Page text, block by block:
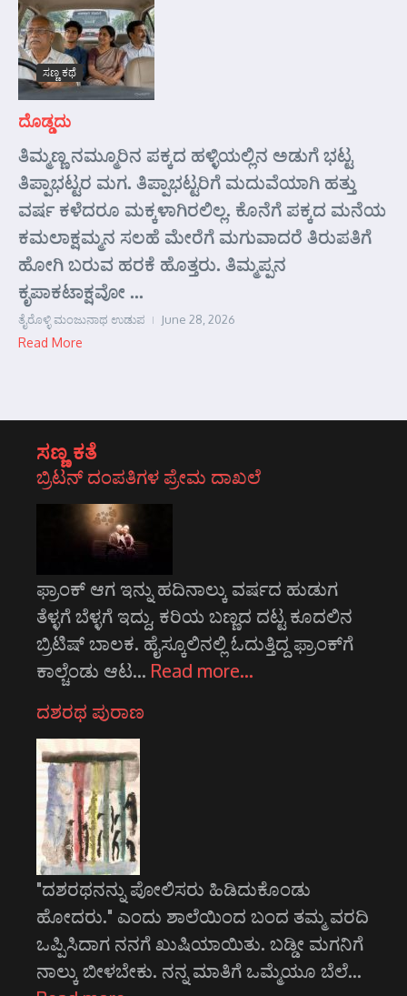
ಸಣ್ಣ ಕಥೆ
ದೊಡ್ಡದು
ತಿಮ್ಮಣ್ಣ ನಮ್ಮೂರಿನ ಪಕ್ಕದ ಹಳ್ಳಿಯಲ್ಲಿನ ಅಡುಗೆ ಭಟ್ಟ
ತಿಪ್ಪಾಭಟ್ಟರ ಮಗ. ತಿಪ್ಪಾಭಟ್ಟರಿಗೆ ಮದುವೆಯಾಗಿ ಹತ್ತು
ವರ್ಷ ಕಳೆದರೂ ಮಕ್ಕಳಾಗಿರಲಿಲ್ಲ. ಕೊನೆಗೆ ಪಕ್ಕದ ಮನೆಯ
ಕಮಲಾಕ್ಷಮ್ಮನ ಸಲಹೆ ಮೇರೆಗೆ ಮಗುವಾದರೆ ತಿರುಪತಿಗೆ
ಹೋಗಿ ಬರುವ ಹರಕೆ ಹೊತ್ತರು. ತಿಮ್ಮಪ್ಪನ
ಕೃಪಾಕಟಾಕ್ಷವೋ ...
ತೈರೊಳ್ಳಿ ಮಂಜುನಾಥ ಉಡುಪ June 28, 2026
Read More
ಸಣ್ಣ ಕತೆ
ಬ್ರಿಟನ್ ದಂಪತಿಗಳ ಪ್ರೇಮ ದಾಖಲೆ
ಫ್ರಾಂಕ್ ಆಗ ಇನ್ನು ಹದಿನಾಲ್ಕು ವರ್ಷದ ಹುಡುಗ
ತೆಳ್ಳಗೆ ಬೆಳ್ಳಗೆ ಇದ್ದು, ಕರಿಯ ಬಣ್ಣದ ದಟ್ಟ ಕೂದಲಿನ
ಬ್ರಿಟಿಷ್ ಬಾಲಕ. ಹೈಸ್ಕೂಲಿನಲ್ಲಿ ಓದುತ್ತಿದ್ದ ಫ್ರಾಂಕ್‌ಗೆ
ಕಾಲ್ಚೆಂಡು ಆಟ… Read more…
ದಶರಥ ಪುರಾಣ
"ದಶರಥನನ್ನು ಪೋಲಿಸರು ಹಿಡಿದುಕೊಂಡು
ಹೋದರು." ಎಂದು ಶಾಲೆಯಿಂದ ಬಂದ ತಮ್ಮ ವರದಿ
ಒಪ್ಪಿಸಿದಾಗ ನನಗೆ ಖುಷಿಯಾಯಿತು. ಬಡ್ಡೀ ಮಗನಿಗೆ
ನಾಲ್ಕು ಬೀಳಬೇಕು. ನನ್ನ ಮಾತಿಗೆ ಒಮ್ಮೆಯೂ ಬೆಲೆ…